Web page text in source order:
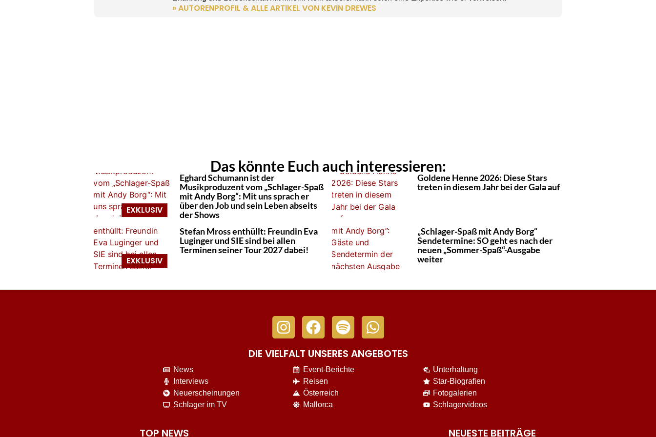
» AUTORENPROFIL & ALLE ARTIKEL VON KEVIN DREWES
Das könnte Euch auch interessieren:
Eghard Schumann ist der
Musikproduzent vom „Schlager-Spaß
mit Andy Borg“: Mit uns sprach er
über den Job und sein Leben abseits
der Shows
Goldene Henne 2026: Diese Stars
treten in diesem Jahr bei der Gala auf
Stefan Mross enthüllt: Freundin Eva
Luginger und SIE sind bei allen
Terminen seiner Tour 2027 dabei!
„Schlager-Spaß mit Andy Borg“
Sendetermine: SO geht es nach der
neuen „Sommer-Spaß“-Ausgabe
weiter
DIE VIELFALT UNSERES ANGEBOTES
News
Interviews
Neuerscheinungen
Schlager im TV
Event-Berichte
Reisen
Österreich
Mallorca
Unterhaltung
Star-Biografien
Fotogalerien
Schlagervideos
TOP NEWS NEUESTE BEITRÄGE